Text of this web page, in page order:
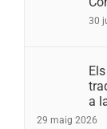
30
a
29 maig 2026